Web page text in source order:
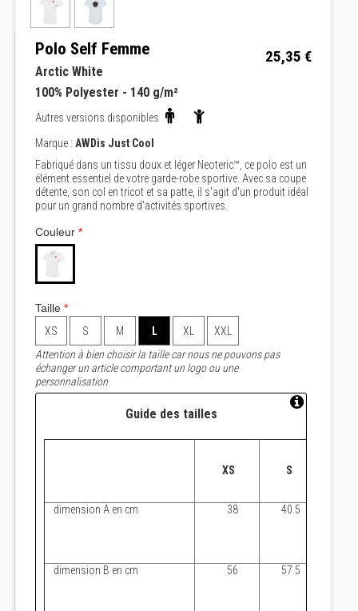
Polo Self Femme 25,35 €
Arctic White
100% Polyester - 140 g/m²
Autres versions disponibles
Marque : AWDis Just Cool
Fabriqué dans un tissu doux et léger Neoteric™, ce polo est un
élément essentiel de votre garde-robe sportive. Avec sa coupe
détente, son col en tricot et sa patte, il s'agit d'un produit idéal
pour un grand nombre d'activités sportives.
Couleur *
Taille *
XS
S M L XL
XXL
Attention à bien choisir la taille car nous ne pouvons pas
échanger un article comportant un logo ou une
personnalisation
Guide des tailles
XS S
dimension A en cm 38 40.5
dimension B en cm 56 57.5